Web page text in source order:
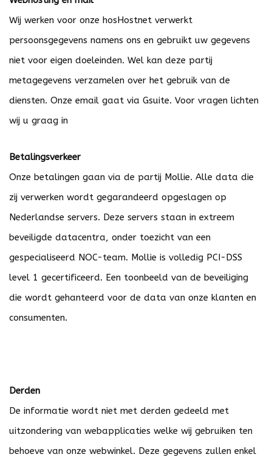
Wij werken voor onze hosHostnet verwerkt
persoonsgegevens namens ons en gebruikt uw gegevens
niet voor eigen doeleinden. Wel kan deze partij
metagegevens verzamelen over het gebruik van de
diensten. Onze email gaat via Gsuite. Voor vragen lichten
wij u graag in
Betalingsverkeer
Onze betalingen gaan via de partij Mollie. Alle data die
zij verwerken wordt gegarandeerd opgeslagen op
Nederlandse servers. Deze servers staan in extreem
beveiligde datacentra, onder toezicht van een
gespecialiseerd NOC-team. Mollie is volledig PCI-DSS
level 1 gecertificeerd. Een toonbeeld van de beveiliging
die wordt gehanteerd voor de data van onze klanten en
consumenten.
Derden
De informatie wordt niet met derden gedeeld met
uitzondering van webapplicaties welke wij gebruiken ten
behoeve van onze webwinkel. Deze gegevens zullen enkel